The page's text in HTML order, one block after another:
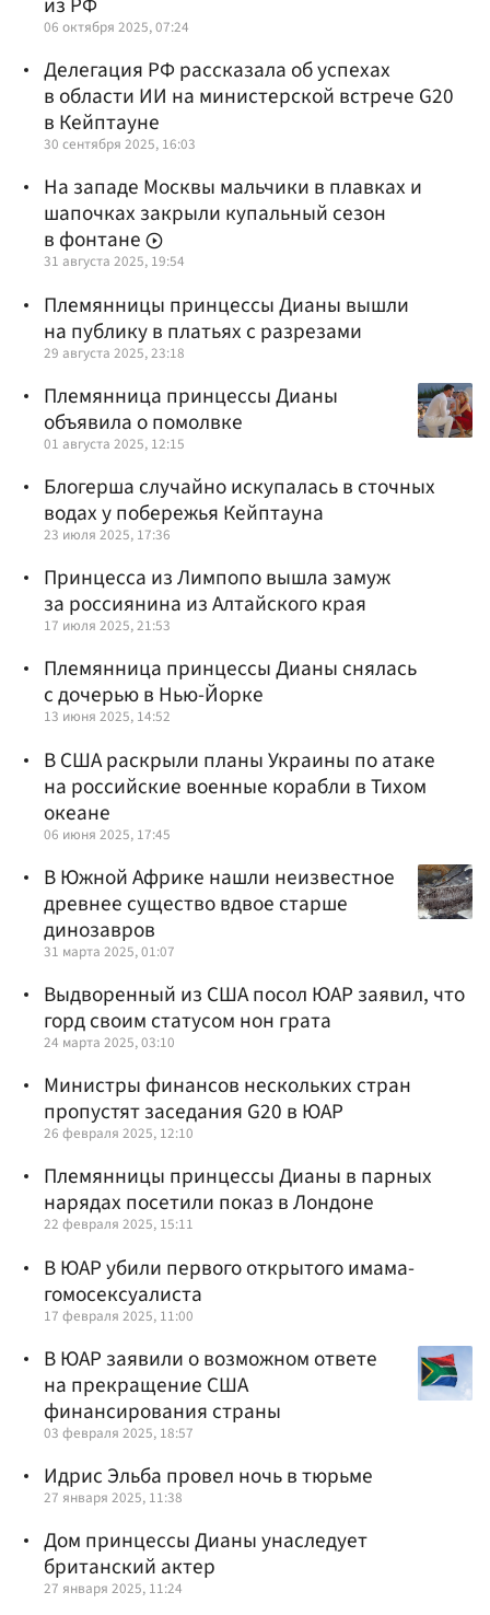
06 октября 2025, 07:24
Делегация РФ рассказала об успехах
в области ИИ на министерской встрече G20
в Кейптауне
30 сентября 2025, 16:03
На западе Москвы мальчики в плавках и
шапочках закрыли купальный сезон
в фонтане
31 августа 2025, 19:54
Племянницы принцессы Дианы вышли
на публику в платьях с разрезами
29 августа 2025, 23:18
Племянница принцессы Дианы
объявила о помолвке
01 августа 2025, 12:15
Блогерша случайно искупалась в сточных
водах у побережья Кейптауна
23 июля 2025, 17:36
Принцесса из Лимпопо вышла замуж
за россиянина из Алтайского края
17 июля 2025, 21:53
Племянница принцессы Дианы снялась
с дочерью в Нью-Йорке
13 июня 2025, 14:52
В США раскрыли планы Украины по атаке
на российские военные корабли в Тихом
океане
06 июня 2025, 17:45
В Южной Африке нашли неизвестное
древнее существо вдвое старше
динозавров
31 марта 2025, 01:07
Выдворенный из США посол ЮАР заявил, что
горд своим статусом нон грата
24 марта 2025, 03:10
Министры финансов нескольких стран
пропустят заседания G20 в ЮАР
26 февраля 2025, 12:10
Племянницы принцессы Дианы в парных
нарядах посетили показ в Лондоне
22 февраля 2025, 15:11
В ЮАР убили первого открытого имама-
гомосексуалиста
17 февраля 2025, 11:00
В ЮАР заявили о возможном ответе
на прекращение США
финансирования страны
03 февраля 2025, 18:57
Идрис Эльба провел ночь в тюрьме
27 января 2025, 11:38
Дом принцессы Дианы унаследует
британский актер
27 января 2025, 11:24